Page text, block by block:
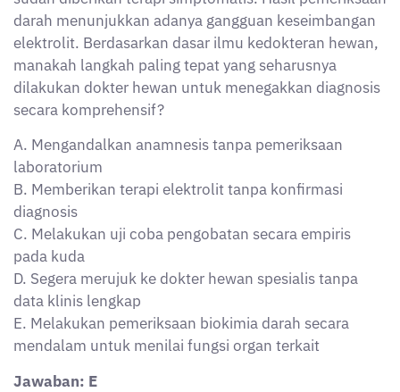
darah menunjukkan adanya gangguan keseimbangan
elektrolit. Berdasarkan dasar ilmu kedokteran hewan,
manakah langkah paling tepat yang seharusnya
dilakukan dokter hewan untuk menegakkan diagnosis
secara komprehensif?
A. Mengandalkan anamnesis tanpa pemeriksaan
laboratorium
B. Memberikan terapi elektrolit tanpa konfirmasi
diagnosis
C. Melakukan uji coba pengobatan secara empiris
pada kuda
D. Segera merujuk ke dokter hewan spesialis tanpa
data klinis lengkap
E. Melakukan pemeriksaan biokimia darah secara
mendalam untuk menilai fungsi organ terkait
Jawaban: E